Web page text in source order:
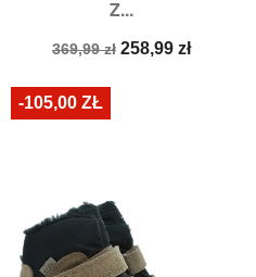
Z...
Cena
369,99 zł Cena
258,99 zł
-105,00 ZŁ